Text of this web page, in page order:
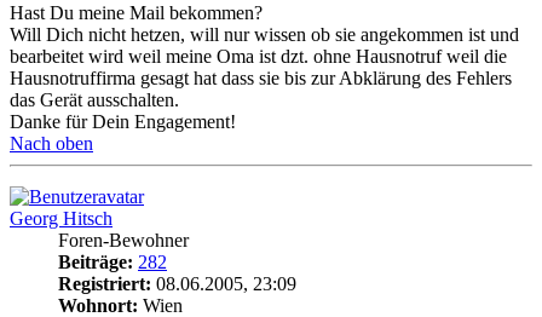
Hast Du meine Mail bekommen?
Will Dich nicht hetzen, will nur wissen ob sie angekommen ist und
bearbeitet wird weil meine Oma ist dzt. ohne Hausnotruf weil die
Hausnotruffirma gesagt hat dass sie bis zur Abklärung des Fehlers
das Gerät ausschalten.
Danke für Dein Engagement!
Nach oben
Georg Hitsch
Foren-Bewohner
Beiträge: 282
Registriert: 08.06.2005, 23:09
Wohnort: Wien